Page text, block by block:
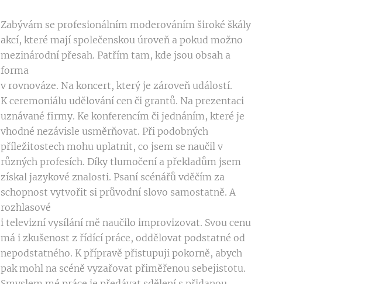
Zabývám se profesionálním moderováním široké škály
akcí, které mají společenskou úroveň a pokud možno
mezinárodní přesah. Patřím tam, kde jsou obsah a
forma
v rovnováze. Na koncert, který je zároveň událostí.
K ceremoniálu udělování cen či grantů. Na prezentaci
uznávané firmy. Ke konferencím či jednáním, které je
vhodné nezávisle usměrňovat. Při podobných
příležitostech mohu uplatnit, co jsem se naučil v
různých profesích. Díky tlumočení a překladům jsem
získal jazykové znalosti. Psaní scénářů vděčím za
schopnost vytvořit si průvodní slovo samostatně. A
rozhlasové
i televizní vysílání mě naučilo improvizovat. Svou cenu
má i zkušenost z řídící práce, oddělovat podstatné od
nepodstatného. K přípravě přistupuji pokorně, abych
pak mohl na scéně vyzařovat přiměřenou sebejistotu.